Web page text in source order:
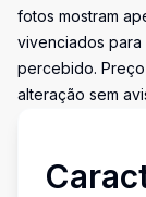
fotos mostram
vivenciados
percebido.
alteração sem